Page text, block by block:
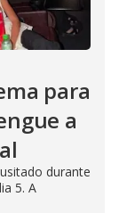
para
a
durante
5. A